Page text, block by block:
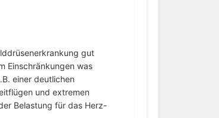
gut
Einschränkungen was
einer deutlichen
und extremen
Belastung für das Herz-